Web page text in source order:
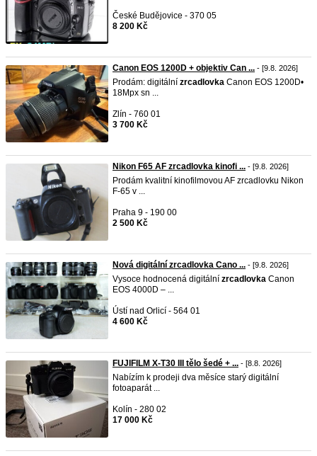
České Budějovice - 370 05
8 200 Kč
Canon EOS 1200D + objektiv Can ... - [9.8. 2026]
Prodám: digitální zrcadlovka Canon EOS 1200D•
18Mpx sn ...
Zlín - 760 01
3 700 Kč
Nikon F65 AF zrcadlovka kinofi ... - [9.8. 2026]
Prodám kvalitní kinofilmovou AF zrcadlovku Nikon
F-65 v ...
Praha 9 - 190 00
2 500 Kč
Nová digitální zrcadlovka Cano ... - [9.8. 2026]
Vysoce hodnocená digitální zrcadlovka Canon
EOS 4000D – ...
Ústí nad Orlicí - 564 01
4 600 Kč
FUJIFILM X-T30 III tělo šedé + ... - [8.8. 2026]
Nabízím k prodeji dva měsíce starý digitální
fotoaparát ...
Kolín - 280 02
17 000 Kč